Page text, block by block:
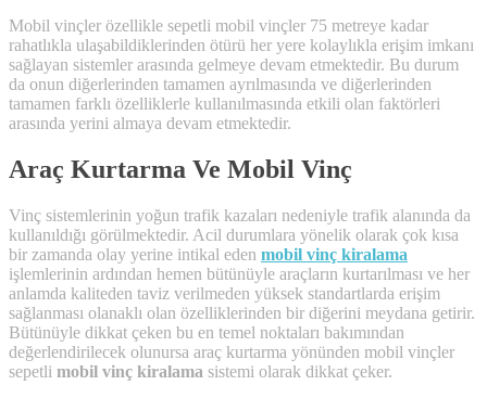
Mobil vinçler özellikle sepetli mobil vinçler 75 metreye kadar
rahatlıkla ulaşabildiklerinden ötürü her yere kolaylıkla erişim imkanı
sağlayan sistemler arasında gelmeye devam etmektedir. Bu durum
da onun diğerlerinden tamamen ayrılmasında ve diğerlerinden
tamamen farklı özelliklerle kullanılmasında etkili olan faktörleri
arasında yerini almaya devam etmektedir.
Araç Kurtarma Ve Mobil Vinç
Vinç sistemlerinin yoğun trafik kazaları nedeniyle trafik alanında da
kullanıldığı görülmektedir. Acil durumlara yönelik olarak çok kısa
bir zamanda olay yerine intikal eden mobil vinç kiralama
işlemlerinin ardından hemen bütünüyle araçların kurtarılması ve her
anlamda kaliteden taviz verilmeden yüksek standartlarda erişim
sağlanması olanaklı olan özelliklerinden bir diğerini meydana getirir.
Bütünüyle dikkat çeken bu en temel noktaları bakımından
değerlendirilecek olunursa araç kurtarma yönünden mobil vinçler
sepetli mobil vinç kiralama sistemi olarak dikkat çeker.